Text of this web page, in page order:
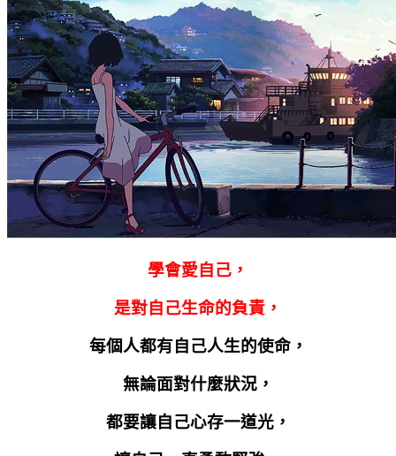
學會愛自己，
是對自己生命的負責，
每個人都有自己人生的使命，
無論面對什麼狀況，
都要讓自己心存一道光，